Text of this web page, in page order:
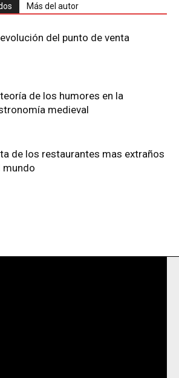
Más del autor
del punto de venta
de los humores en la
medieval
de los restaurantes mas extraños
mundo